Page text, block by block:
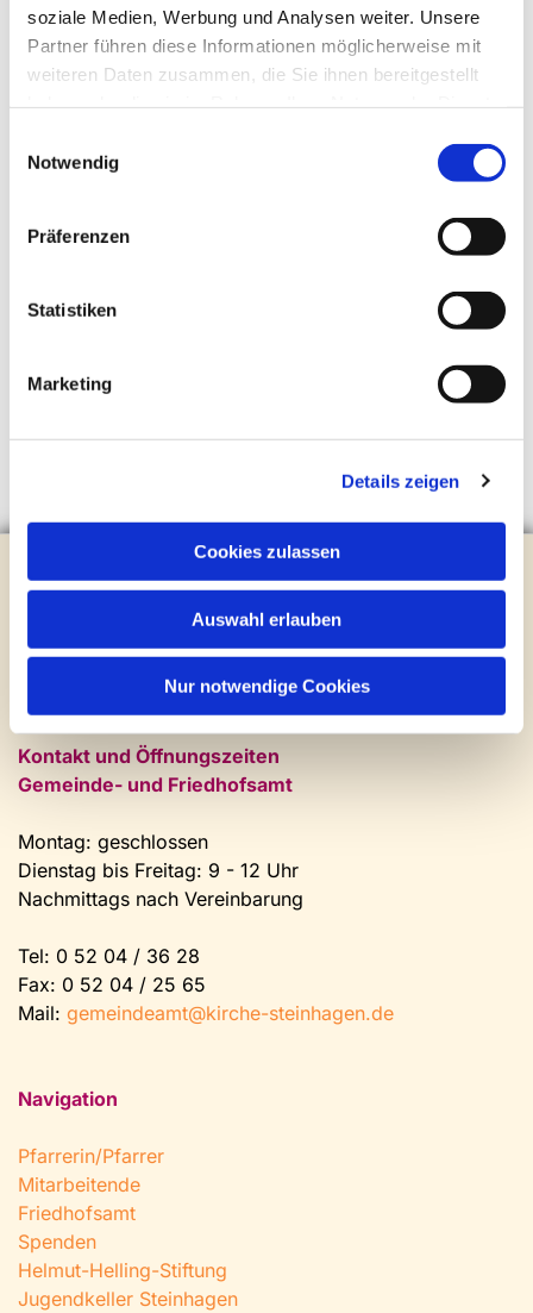
soziale Medien, Werbung und Analysen weiter. Unsere
Partner führen diese Informationen möglicherweise mit
weiteren Daten zusammen, die Sie ihnen bereitgestellt
Notwendig
Präferenzen
Statistiken
Marketing
Details zeigen
Cookies zulassen
Auswahl erlauben
Nur notwendige Cookies
Mail: petrick@kirche-steinhagen.de
Brockhagener Straße 28 | 33803 Steinhagen
0 52 04 / 36 28
Mail:gemeindeamt@kirche-steinhagen.de
Newsletter abonnieren
Kontakt und Öffnungszeiten
Gemeinde- und Friedhofsamt
Montag: geschlossen
Dienstag bis Freitag: 9 - 12 Uhr
Nachmittags nach Vereinbarung
Tel: 0 52 04 / 36 28
Fax: 0 52 04 / 25 65
Mail: gemeindeamt@kirche-steinhagen.de
Navigation
Pfarrerin/Pfarrer
Mitarbeitende
Friedhofsamt
Spenden
Helmut-Helling-Stiftung
Jugendkeller Steinhagen